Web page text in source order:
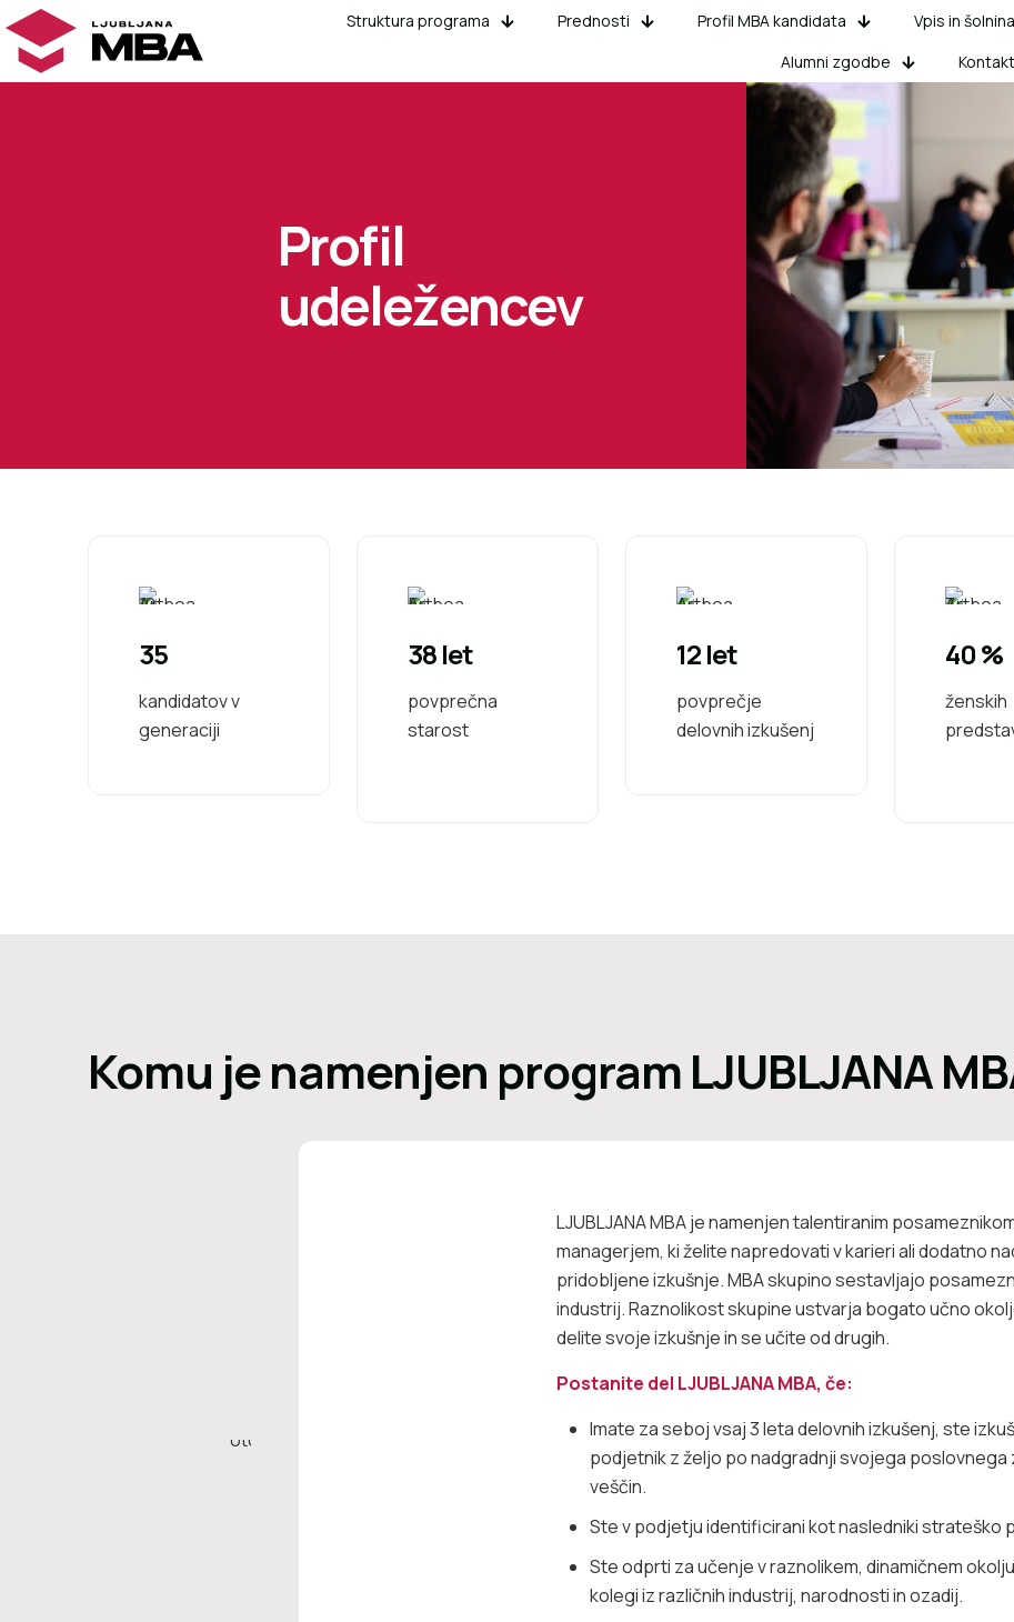
Struktura programa Prednosti Profil MBA kandidata
Vpis in šolnina
Alumni zgodbe
Kontakt
Profil
udeležencev
35
kandidatov v
generaciji
38 let
povprečna
starost
12 let
povprečje
delovnih izkušenj
40 %
ženskih
Komu je namenjen program LJUBLJANA
LJUBLJANA MBA je namenjen talentiranim
managerjem, ki želite napredovati v karieri ali dodatno
pridobljene izkušnje. MBA skupino sestavljajo
industrij. Raznolikost skupine ustvarja bogato učno
delite svoje izkušnje in se učite od drugih.
Postanite del LJUBLJANA MBA, če:
Imate za seboj vsaj 3 leta delovnih izkušenj, ste
podjetnik z željo po nadgradnji svojega poslovnega
veščin.
Ste v podjetju identificirani kot nasledniki strateško
Ste odprti za učenje v raznolikem, dinamičnem
kolegi iz različnih industrij, narodnosti in ozadij.